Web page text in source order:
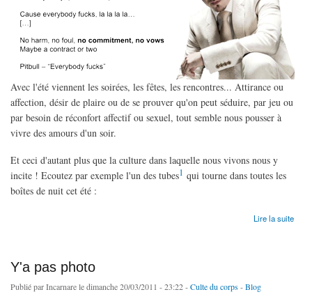
Avec l'été viennent les soirées, les fêtes, les rencontres... Attirance ou
affection, désir de plaire ou de se prouver qu'on peut séduire, par jeu ou
par besoin de réconfort affectif ou sexuel, tout semble nous pousser à
vivre des amours d'un soir.
Et ceci d'autant plus que la culture dans laquelle nous vivons nous y
incite ! Ecoutez par exemple l'un des tubes1 qui tourne dans toutes les
boîtes de nuit cet été :
Lire la suite
Y'a pas photo
Publié parIncarnarele dimanche 20/03/2011 - 23:22 -Culte du corps -Blog